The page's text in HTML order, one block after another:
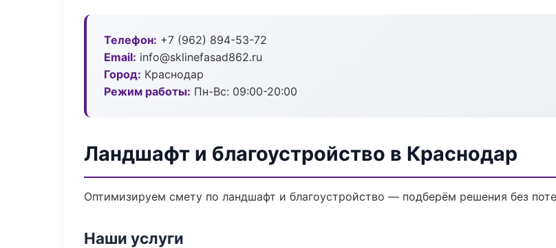
Телефон: +7 (962) 894-53-72
Email: info@sklinefasad862.ru
Город: Краснодар
Режим работы: Пн-Вс: 09:00-20:00
Ландшафт и благоустройство в Краснодар
Оптимизируем смету по ландшафт и благоустройство — подберём решения без
Наши услуги